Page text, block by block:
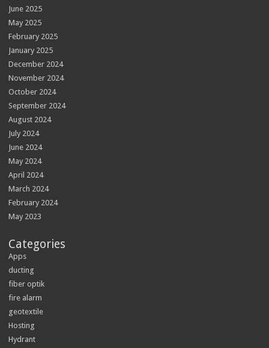
June 2025
May 2025
February 2025
January 2025
December 2024
November 2024
October 2024
September 2024
August 2024
July 2024
June 2024
May 2024
April 2024
March 2024
February 2024
May 2023
Categories
Apps
ducting
fiber optik
fire alarm
geotextile
Hosting
Hydrant